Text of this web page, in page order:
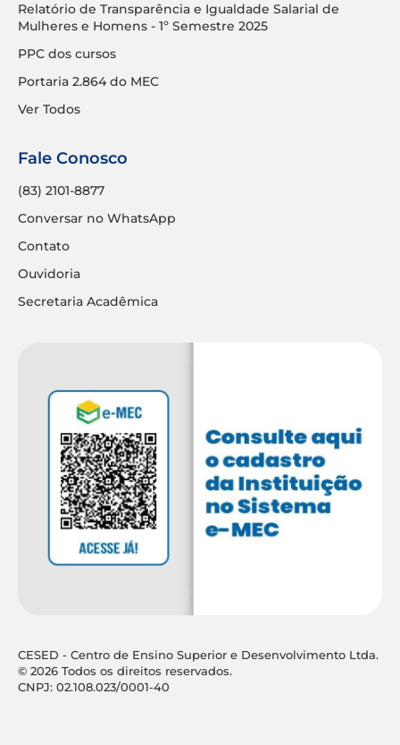
Relatório de Transparência e Igualdade Salarial de
Mulheres e Homens - 1º Semestre 2025
PPC dos cursos
Portaria 2.864 do MEC
Ver Todos
Fale Conosco
(83) 2101-8877
Conversar no WhatsApp
Contato
Ouvidoria
Secretaria Acadêmica
CESED - Centro de Ensino Superior e Desenvolvimento Ltda.
© 2026 Todos os direitos reservados.
CNPJ: 02.108.023/0001-40